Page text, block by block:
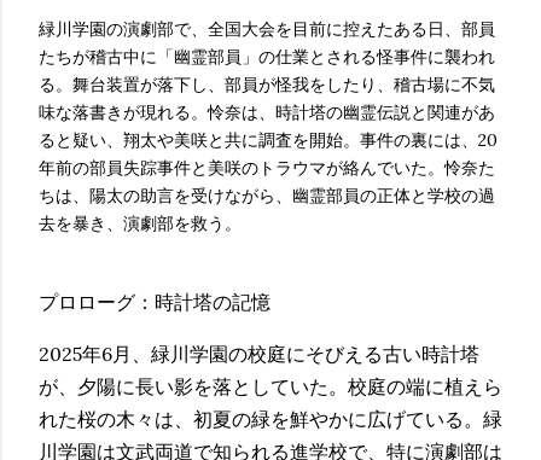
緑川学園の演劇部で、全国大会を目前に控えたある日、部員
たちが稽古中に「幽霊部員」の仕業とされる怪事件に襲われ
る。舞台装置が落下し、部員が怪我をしたり、稽古場に不気
味な落書きが現れる。怜奈は、時計塔の幽霊伝説と関連があ
ると疑い、翔太や美咲と共に調査を開始。事件の裏には、20
年前の部員失踪事件と美咲のトラウマが絡んでいた。怜奈た
ちは、陽太の助言を受けながら、幽霊部員の正体と学校の過
去を暴き、演劇部を救う。
プロローグ：時計塔の記憶
2025年6月、緑川学園の校庭にそびえる古い時計塔
が、夕陽に長い影を落としていた。校庭の端に植えら
れた桜の木々は、初夏の緑を鮮やかに広げている。緑
川学園は文武両道で知られる進学校で、特に演劇部は